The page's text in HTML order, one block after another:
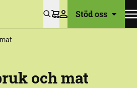
VarukorgStöd oss
och mat